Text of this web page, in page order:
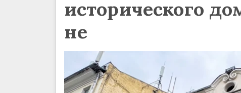
исторического
не